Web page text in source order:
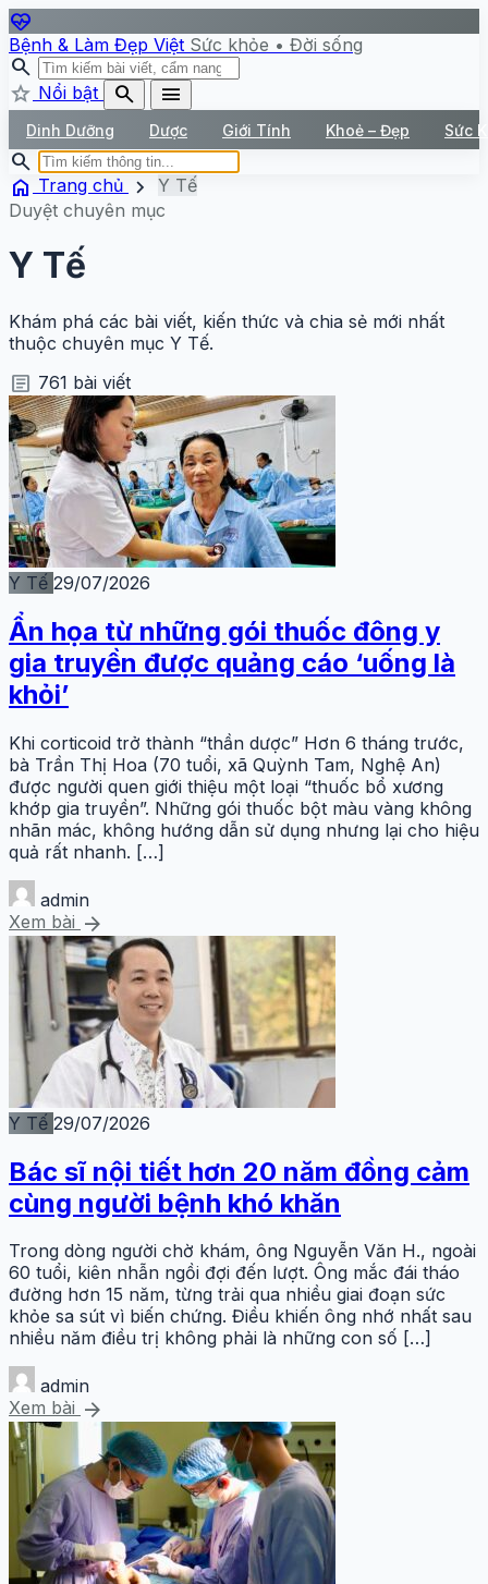
ecg_heart
Bệnh & Làm Đẹp Việt Sức khỏe • Đời sống
search
star Nổi bật search menu
Dinh Dưỡng Dược Giới Tính Khoẻ – Đẹp Sức
search
home Trang chủ chevron_right
Y Tế
Duyệt chuyên mục
Y Tế
Khám phá các bài viết, kiến thức và chia sẻ mới nhất
thuộc chuyên mục Y Tế.
article 761 bài viết
Y Tế 29/07/2026
Ẩn họa từ những gói thuốc đông y
gia truyền được quảng cáo ‘uống là
khỏi’
Khi corticoid trở thành “thần dược” Hơn 6 tháng trước,
bà Trần Thị Hoa (70 tuổi, xã Quỳnh Tam, Nghệ An)
được người quen giới thiệu một loại “thuốc bổ xương
khớp gia truyền”. Những gói thuốc bột màu vàng không
nhãn mác, không hướng dẫn sử dụng nhưng lại cho hiệu
quả rất nhanh. […]
admin
Xem bài arrow_forward
Y Tế 29/07/2026
Bác sĩ nội tiết hơn 20 năm đồng cảm
cùng người bệnh khó khăn
Trong dòng người chờ khám, ông Nguyễn Văn H., ngoài
60 tuổi, kiên nhẫn ngồi đợi đến lượt. Ông mắc đái tháo
đường hơn 15 năm, từng trải qua nhiều giai đoạn sức
khỏe sa sút vì biến chứng. Điều khiến ông nhớ nhất sau
nhiều năm điều trị không phải là những con số […]
admin
Xem bài arrow_forward